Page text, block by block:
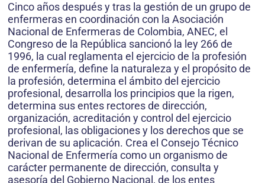
Cinco años después y tras la gestión de un grupo de
enfermeras en coordinación con la Asociación
Nacional de Enfermeras de Colombia, ANEC, el
Congreso de la República sancionó la ley 266 de
1996, la cual reglamenta el ejercicio de la profesión
de enfermería, define la naturaleza y el propósito de
la profesión, determina el ámbito del ejercicio
profesional, desarrolla los principios que la rigen,
determina sus entes rectores de dirección,
organización, acreditación y control del ejercicio
profesional, las obligaciones y los derechos que se
derivan de su aplicación. Crea el Consejo Técnico
Nacional de Enfermería como un organismo de
carácter permanente de dirección, consulta y
asesoría del Gobierno Nacional, de los entes